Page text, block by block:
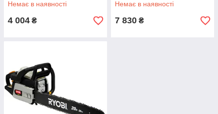
Немає в наявності
4 004 ₴
Немає в наявності
7 830 ₴